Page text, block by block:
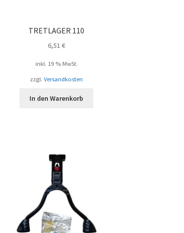
TRETLAGER 110
6,51 €
inkl. 19 % MwSt.
zzgl.Versandkosten
In den Warenkorb